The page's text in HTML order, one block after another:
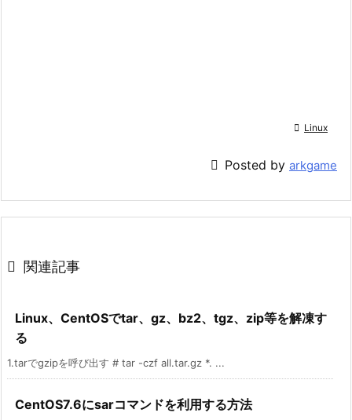
 Linux
 Posted by arkgame
 関連記事
Linux、CentOSでtar、gz、bz2、tgz、zip等を解凍す
る
1.tarでgzipを呼び出す # tar -czf all.tar.gz *. ...
CentOS7.6にsarコマンドを利用する方法